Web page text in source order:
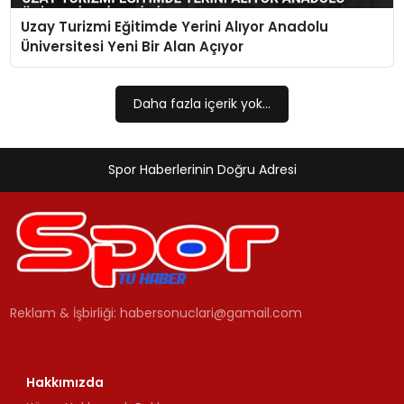
MAGAZIN
Uzay Turizmi Eğitimde Yerini Alıyor Anadolu
Üniversitesi Yeni Bir Alan Açıyor
Daha fazla içerik yok...
Spor Haberlerinin Doğru Adresi
Reklam & İşbirliği:habersonuclari@gamail.com
Hakkımızda